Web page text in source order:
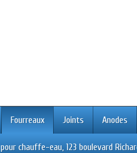
Fourreaux Joints Anodes
chauffe-eau, 123 boulevard